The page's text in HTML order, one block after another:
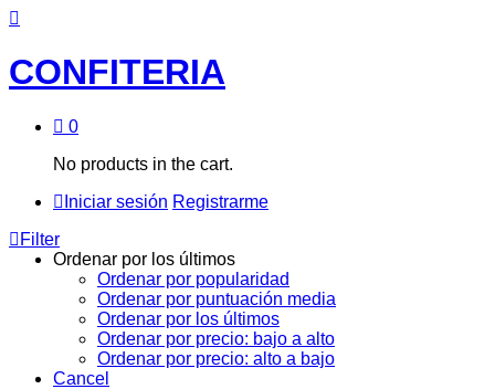
CONFITERIA
0
No products in the cart.
Iniciar sesión Registrarme
Filter
Ordenar por los últimos
Ordenar por popularidad
Ordenar por puntuación media
Ordenar por los últimos
Ordenar por precio: bajo a alto
Ordenar por precio: alto a bajo
Cancel